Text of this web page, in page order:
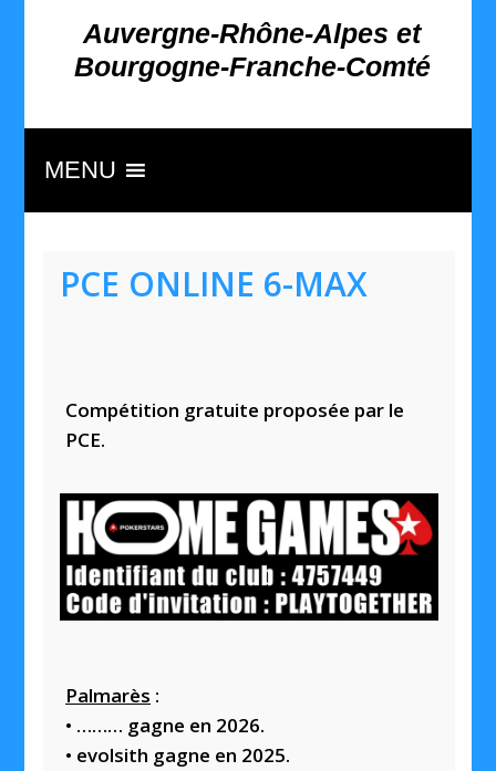
Auvergne-Rhône-Alpes et
Bourgogne-Franche-Comté
MENU
PCE ONLINE 6-MAX
Compétition gratuite proposée par le
PCE.
Palmarès :
• ……… gagne en 2026.
• evolsith gagne en 2025.